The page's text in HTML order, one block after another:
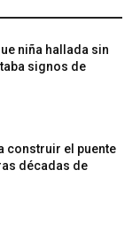
niña hallada sin
signos de
construir el puente
décadas de